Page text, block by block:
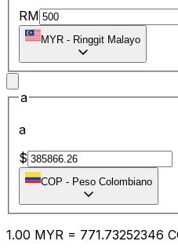
RM
MYR - Ringgit Malayo
a
a
$
COP - Peso Colombiano
1.00 MYR = 771.73252346